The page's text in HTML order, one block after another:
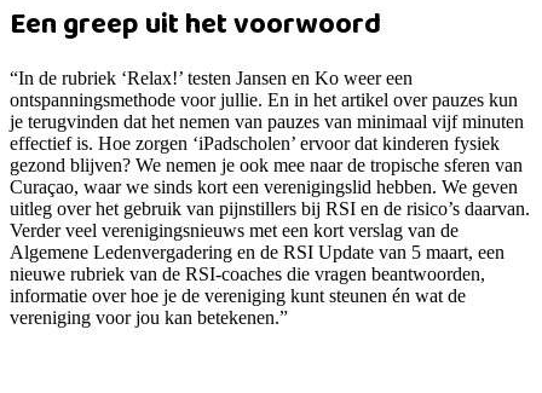
Een greep uit het voorwoord
“In de rubriek ‘Relax!’ testen Jansen en Ko weer een
ontspanningsmethode voor jullie. En in het artikel over pauzes kun
je terugvinden dat het nemen van pauzes van minimaal vijf minuten
effectief is. Hoe zorgen ‘iPadscholen’ ervoor dat kinderen fysiek
gezond blijven? We nemen je ook mee naar de tropische sferen van
Curaçao, waar we sinds kort een verenigingslid hebben. We geven
uitleg over het gebruik van pijnstillers bij RSI en de risico’s daarvan.
Verder veel verenigingsnieuws met een kort verslag van de
Algemene Ledenvergadering en de RSI Update van 5 maart, een
nieuwe rubriek van de RSI-coaches die vragen beantwoorden,
informatie over hoe je de vereniging kunt steunen én wat de
vereniging voor jou kan betekenen.”